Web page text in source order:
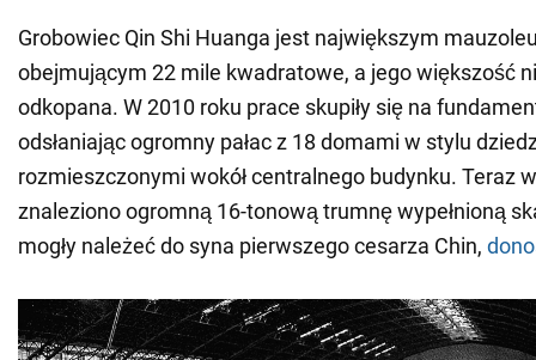
Grobowiec Qin Shi Huanga jest największym
obejmującym 22 mile kwadratowe, a jego większość
odkopana. W 2010 roku prace skupiły się na
odsłaniając ogromny pałac z 18 domami w stylu
rozmieszczonymi wokół centralnego budynku. Teraz
znaleziono ogromną 16-tonową trumnę wypełnioną
mogły należeć do syna pierwszego cesarza Chin,